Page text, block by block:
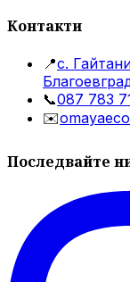
Контакти
📍с.
📞087 783
✉️
Последвайте